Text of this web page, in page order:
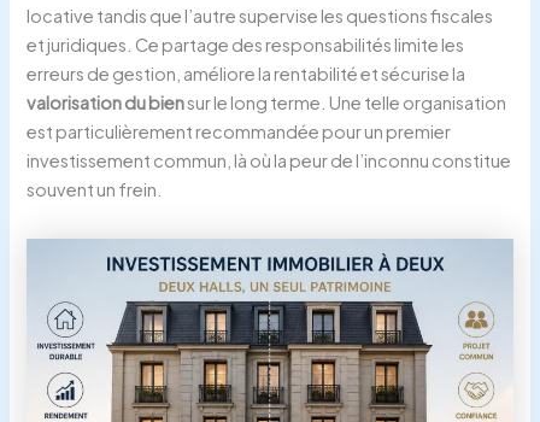
locative tandis que l’autre supervise les questions fiscales
et juridiques. Ce partage des responsabilités limite les
erreurs de gestion, améliore la rentabilité et sécurise la
valorisation du biensur le long terme. Une telle organisation
est particulièrement recommandée pour un premier
investissement commun, là où la peur de l’inconnu constitue
souvent un frein.